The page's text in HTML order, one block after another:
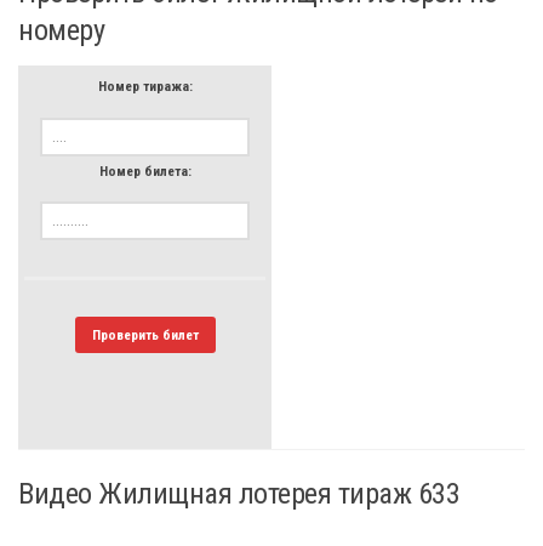
номеру
Номер тиража:
Номер билета:
Проверить билет
Видео Жилищная лотерея тираж 633